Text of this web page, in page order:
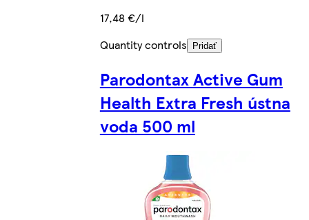
17,48 €/l
Quantity controls
Pridať
Parodontax Active Gum
Health Extra Fresh ústna
voda 500 ml